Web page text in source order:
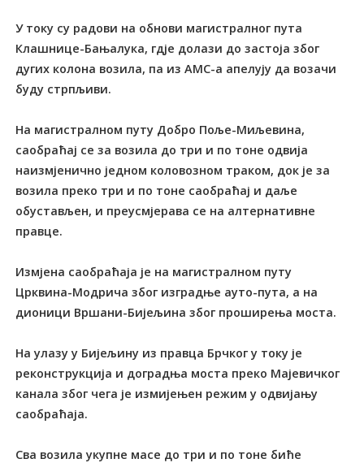
У току су радови на обнови магистралног пута
Клашнице-Бањалука, гдје долази до застоја због
дугих колона возила, па из АМС-а апелују да возачи
буду стрпљиви.
На магистралном путу Добро Поље-Миљевина,
саобраћај се за возила до три и по тоне одвија
наизмјенично једном коловозном траком, док је за
возила преко три и по тоне саобраћај и даље
обустављен, и преусмјерава се на алтернативне
правце.
Измјена саобраћаја је на магистралном путу
Црквина-Модрича због изградње ауто-пута, а на
дионици Вршани-Бијељина због проширења моста.
На улазу у Бијељину из правца Брчког у току је
реконструкција и доградња моста преко Мајевичког
канала због чега је измијењен режим у одвијању
саобраћаја.
Сва возила укупне масе до три и по тоне биће